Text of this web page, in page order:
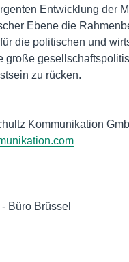
Entwicklung der
Ebene die
die politischen und
zu rücken.
Kommunikation
Büro Brüssel